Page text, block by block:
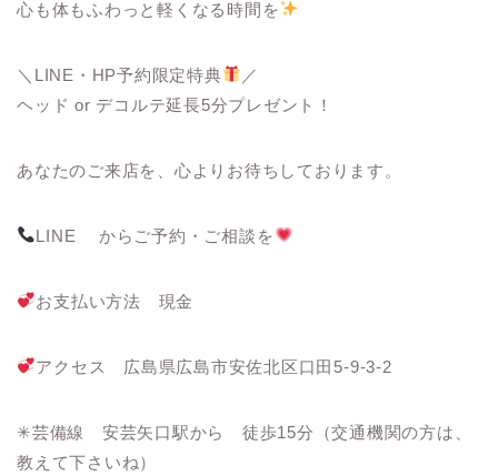
心も体もふわっと軽くなる時間を
＼LINE・HP予約限定特典
／
ヘッド or デコルテ延長5分プレゼント！
あなたのご来店を、心よりお待ちしております。
LINE からご予約・ご相談を
お支払い方法 現金
アクセス 広島県広島市安佐北区口田5-9-3-2
✳︎芸備線 安芸矢口駅から 徒歩15分（交通機関の方は、
教えて下さいね）